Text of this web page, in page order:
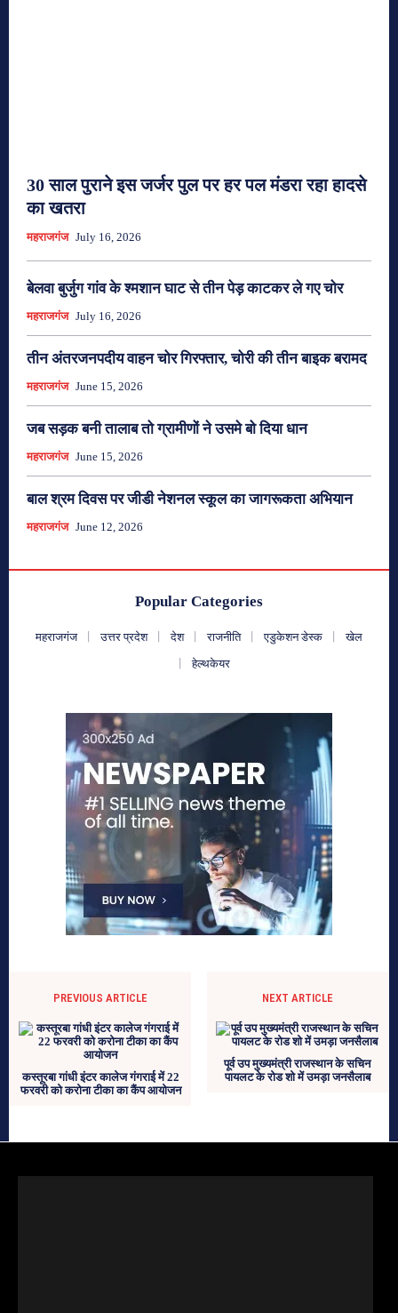
30 साल पुराने इस जर्जर पुल पर हर पल मंडरा रहा हादसे
का खतरा
महराजगंज July 16, 2026
बेलवा बुर्जुग गांव के श्मशान घाट से तीन पेड़ काटकर ले गए चोर
महराजगंज July 16, 2026
तीन अंतरजनपदीय वाहन चोर गिरफ्तार, चोरी की तीन बाइक बरामद
महराजगंज June 15, 2026
जब सड़क बनी तालाब तो ग्रामीणों ने उसमे बो दिया धान
महराजगंज June 15, 2026
बाल श्रम दिवस पर जीडी नेशनल स्कूल का जागरूकता अभियान
महराजगंज June 12, 2026
Popular Categories
महराजगंज उत्तर प्रदेश देश राजनीति एडुकेशन डेस्क
खेल
हेल्थकेयर
PREVIOUS ARTICLE
कस्तूरबा गांधी इंटर कालेज गंगराई में 22
फरवरी को करोना टीका का कैंप आयोजन
NEXT ARTICLE
पूर्व उप मुख्यमंत्री राजस्थान के सचिन
पायलट के रोड शो में उमड़ा जनसैलाब